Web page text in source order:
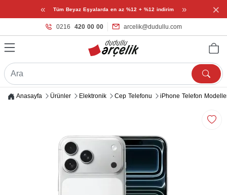
« Tüm Beyaz Eşyalarda en az %12 + %12 indirim » ×
0216 420 00 00 arcelik@dudullu.com
Anasayfa Ürünler Elektronik Cep Telefonu iPhone Telefon